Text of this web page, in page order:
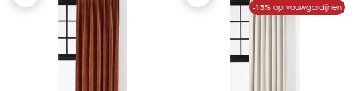
-15% op vouwgordijnen